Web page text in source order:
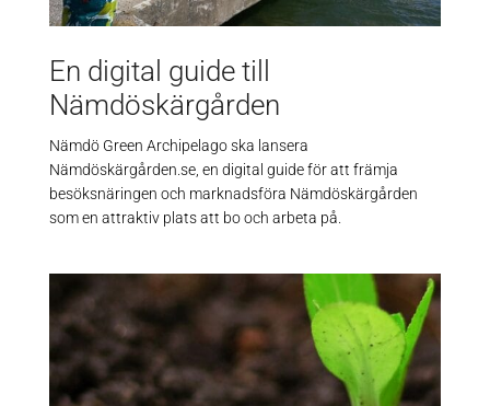
En digital guide till
Nämdöskärgården
Nämdö Green Archipelago ska lansera
Nämdöskärgården.se, en digital guide för att främja
besöksnäringen och marknadsföra Nämdöskärgården
som en attraktiv plats att bo och arbeta på.